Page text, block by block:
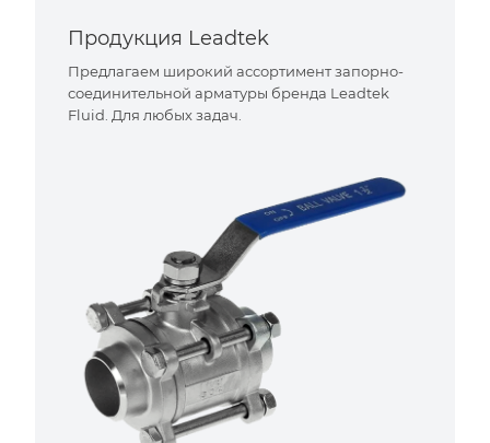
Продукция Leadtek
Предлагаем широкий ассортимент запорно-
соединительной арматуры бренда Leadtek
Fluid. Для любых задач.